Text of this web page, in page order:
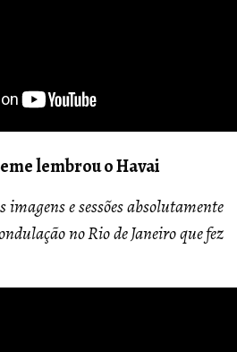
lembrou o Havai
imagens e sessões absolutamente
no Rio de Janeiro que fez